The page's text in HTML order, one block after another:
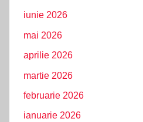
iunie 2026
mai 2026
aprilie 2026
martie 2026
februarie 2026
ianuarie 2026